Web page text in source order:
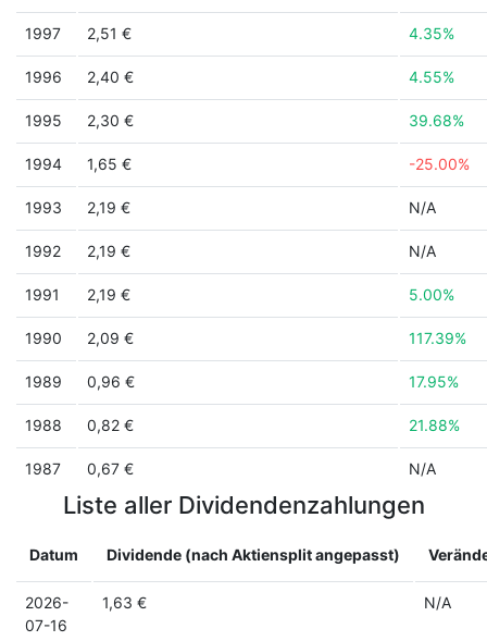
1997 2,51 € 4.35%
1996 2,40 € 4.55%
1995 2,30 € 39.68%
1994 1,65 € -25.00%
1993 2,19 € N/A
1992 2,19 € N/A
1991 2,19 € 5.00%
1990 2,09 € 117.39%
1989 0,96 € 17.95%
1988 0,82 € 21.88%
1987 0,67 € N/A
Liste aller Dividendenzahlungen
Datum Dividende (nach Aktiensplit angepasst)
2026-
07-16
1,63 € N/A